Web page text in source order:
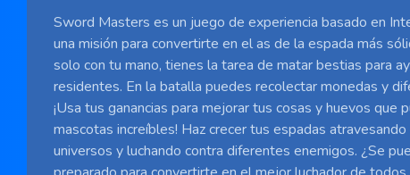
Sword Masters es un juego de experiencia basado en
una misión para convertirte en el as de la espada más
solo con tu mano, tienes la tarea de matar bestias para
residentes. En la batalla puedes recolectar monedas y
¡Usa tus ganancias para mejorar tus cosas y huevos que
mascotas increíbles! Haz crecer tus espadas
universos y luchando contra diferentes enemigos. ¿Se